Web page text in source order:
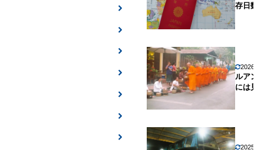
存日数
2026年
ルアン
には見
2025年